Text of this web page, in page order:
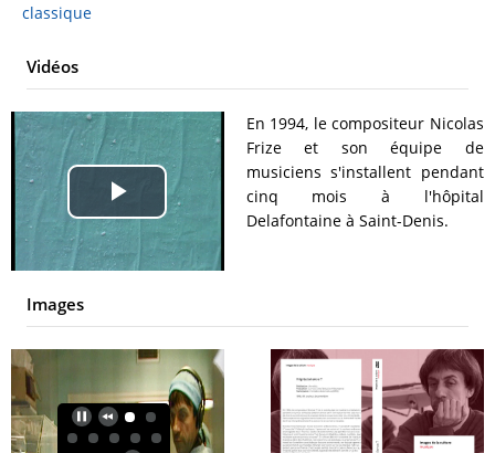
classique
Vidéos
Play
Video
En 1994, le compositeur Nicolas
Frize et son équipe de
musiciens s'installent pendant
cinq mois à l'hôpital
Delafontaine à Saint-Denis.
Images